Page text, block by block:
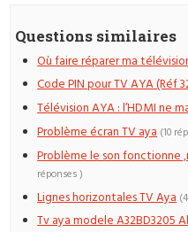
Questions similaires
Où faire réparer ma
Code PIN pour TV AYA (Réf
Télévision AYA : l’HDMI ne
Problème écran TV aya (10
Problème le son fonctionne
réponses )
Lignes horizontales TV Aya
Tv aya modele A32BD3205